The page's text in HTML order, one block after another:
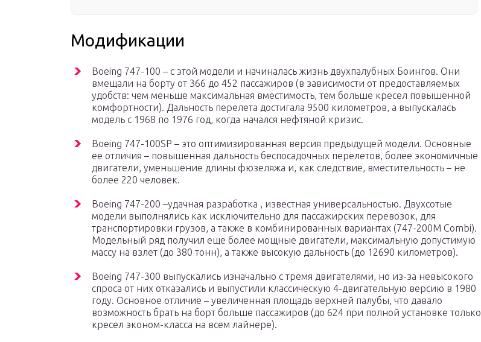
Модификации
Boeing 747-100 – с этой модели и начиналась жизнь двухпалубных Боингов. Они
вмещали на борту от 366 до 452 пассажиров (в зависимости от предоставляемых
удобств: чем меньше максимальная вместимость, тем больше кресел повышенной
комфортности). Дальность перелета достигала 9500 километров, а выпускалась
модель с 1968 по 1976 год, когда начался нефтяной кризис.
Boeing 747-100SP – это оптимизированная версия предыдущей модели. Основные
ее отличия – повышенная дальность беспосадочных перелетов, более экономичные
двигатели, уменьшение длины фюзеляжа и, как следствие, вместительность – не
более 220 человек.
Boeing 747-200 –удачная разработка , известная универсальностью. Двухсотые
модели выполнялись как исключительно для пассажирских перевозок, для
транспортировки грузов, а также в комбинированных вариантах (747-200М Combi).
Модельный ряд получил еще более мощные двигатели, максимальную допустимую
массу на взлет (до 380 тонн), а также высокую дальность (до 12690 километров).
Boeing 747-300 выпускались изначально с тремя двигателями, но из-за невысокого
спроса от них отказались и выпустили классическую 4-двигательную версию в 1980
году. Основное отличие – увеличенная площадь верхней палубы, что давало
возможность брать на борт больше пассажиров (до 624 при полной установке только
кресел эконом-класса на всем лайнере).